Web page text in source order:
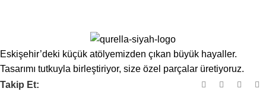
Eskişehir’deki küçük atölyemizden çıkan büyük hayaller.
Tasarımı tutkuyla birleştiriyor, size özel parçalar üretiyoruz.
Takip Et: